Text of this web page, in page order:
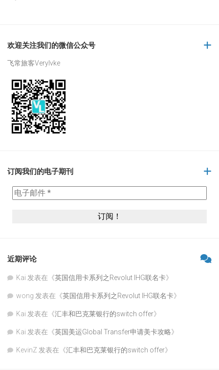
欢迎关注我们的微信公众号
飞常旅客Verylvke
订阅我们的电子期刊
近期评论
Kai 发表在《英国信用卡系列之Revolut IHG联名卡》
wong 发表在《英国信用卡系列之Revolut IHG联名卡》
Kai 发表在《汇丰和巴克莱银行的switch offer》
Kai 发表在《英国美运Global Transfer申请美卡攻略》
KevinZ 发表在《汇丰和巴克莱银行的switch offer》